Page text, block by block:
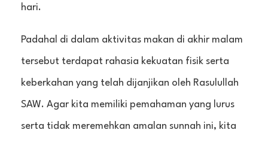
hari.
Padahal di dalam aktivitas makan di akhir malam
tersebut terdapat rahasia kekuatan fisik serta
keberkahan yang telah dijanjikan oleh Rasulullah
SAW. Agar kita memiliki pemahaman yang lurus
serta tidak meremehkan amalan sunnah ini, kita